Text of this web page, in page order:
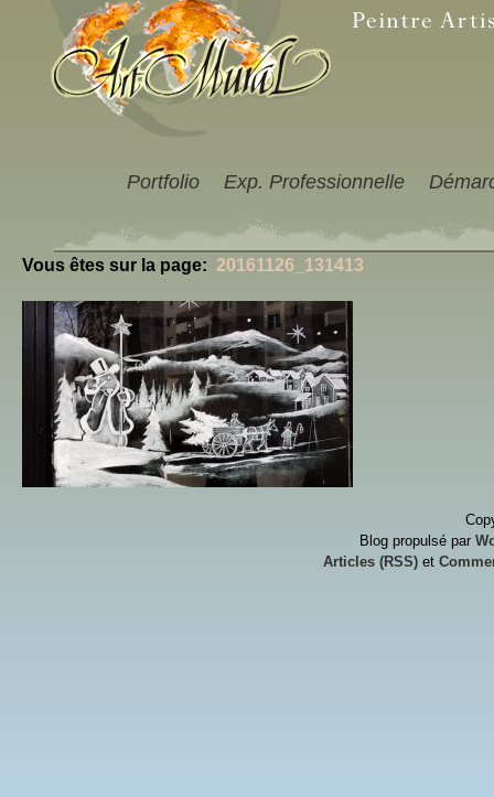
Portfolio Exp. Professionnelle
Vous êtes sur la page: 20161126_131413
Blog propulsé par
Articles (RSS) et